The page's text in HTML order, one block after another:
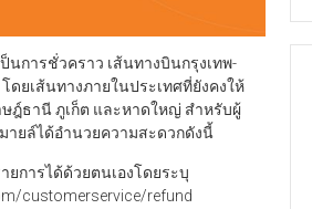
นการชั่วคราว เส้นทางบินกรุงเทพ-
ดยเส้นทางภายในประเทศที่ยังคงให้
ฎ์ธานี ภูเก็ต และหาดใหญ่ สำหรับผู้
ายล์ได้อำนวยความสะดวกดังนี้
ยการได้ด้วยตนเองโดยระบุ
customerservice/refund